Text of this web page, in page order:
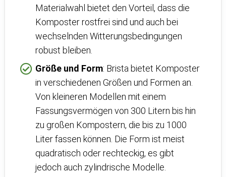
Materialwahl bietet den Vorteil, dass die
Komposter rostfrei sind und auch bei
wechselnden Witterungsbedingungen
robust bleiben.
Größe und Form: Brista bietet Komposter
in verschiedenen Größen und Formen an.
Von kleineren Modellen mit einem
Fassungsvermögen von 300 Litern bis hin
zu großen Kompostern, die bis zu 1000
Liter fassen können. Die Form ist meist
quadratisch oder rechteckig, es gibt
jedoch auch zylindrische Modelle.